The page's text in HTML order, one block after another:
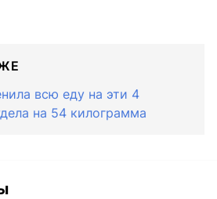
всю еду на эти 4
на 54 килограмма